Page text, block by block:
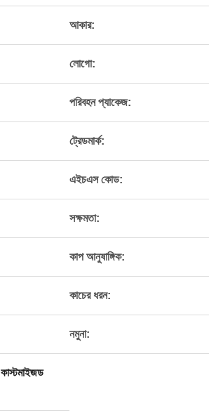
আকার:
লোগো:
পরিবহন প্যাকেজ:
ট্রেডমার্ক:
এইচএস কোড:
সক্ষমতা:
কাপ আনুষাঙ্গিক:
কাচের ধরন:
নমুনা:
কাস্টমাইজড